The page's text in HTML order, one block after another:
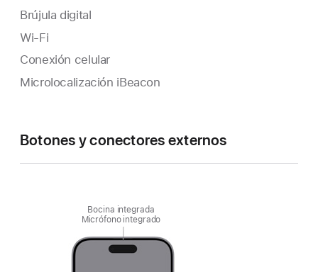
Brújula digital
Wi‑Fi
Conexión celular
Microlocalización iBeacon
Botones y conectores externos
Bocina integrada
Micrófono integrado